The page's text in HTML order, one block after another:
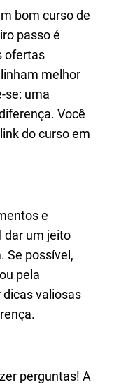
bom curso de
passo é
ofertas
melhor
se: uma
Você
do curso em
e
dar um jeito
Se possível,
pela
dicas valiosas
perguntas! A